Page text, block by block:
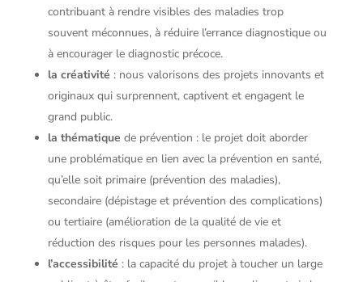
contribuant à rendre visibles des maladies trop
souvent méconnues, à réduire l’errance diagnostique ou
à encourager le diagnostic précoce.
la créativité : nous valorisons des projets innovants et
originaux qui surprennent, captivent et engagent le
grand public.
la thématique de prévention : le projet doit aborder
une problématique en lien avec la prévention en santé,
qu’elle soit primaire (prévention des maladies),
secondaire (dépistage et prévention des complications)
ou tertiaire (amélioration de la qualité de vie et
réduction des risques pour les personnes malades).
l’accessibilité : la capacité du projet à toucher un large